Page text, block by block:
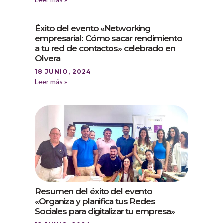
Éxito del evento «Networking
empresarial: Cómo sacar rendimiento
a tu red de contactos» celebrado en
Olvera
18 JUNIO, 2024
Leer más »
Resumen del éxito del evento
«Organiza y planifica tus Redes
Sociales para digitalizar tu empresa»